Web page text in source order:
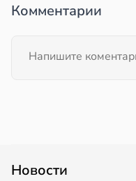
Комментарии
Новости